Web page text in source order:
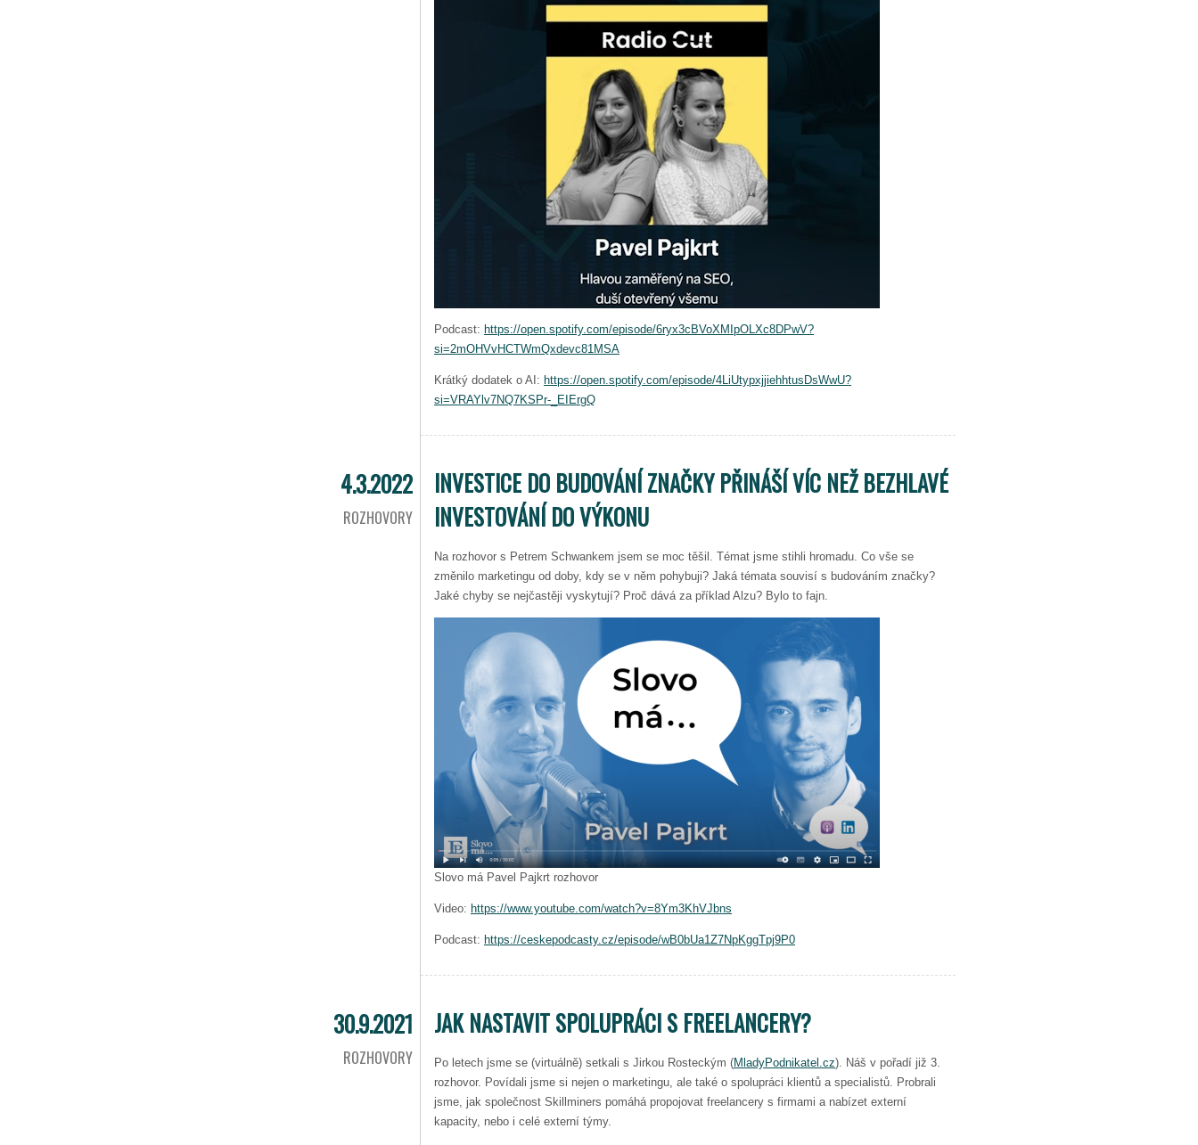
Podcast: https://open.spotify.com/episode/6ryx3cBVoXMIpOLXc8DPwV?
si=2mOHVvHCTWmQxdevc81MSA
Krátký dodatek o AI: https://open.spotify.com/episode/4LiUtypxjjiehhtusDsWwU?
si=VRAYlv7NQ7KSPr-_EIErgQ
4.3.2022
ROZHOVORY
INVESTICE DO BUDOVÁNÍ ZNAČKY PŘINÁŠÍ VÍC NEŽ BEZHLAVÉ
INVESTOVÁNÍ DO VÝKONU
Na rozhovor s Petrem Schwankem jsem se moc těšil. Témat jsme stihli hromadu. Co vše se
změnilo marketingu od doby, kdy se v něm pohybuji? Jaká témata souvisí s budováním značky?
Jaké chyby se nejčastěji vyskytují? Proč dává za příklad Alzu? Bylo to fajn.
Slovo má Pavel Pajkrt rozhovor
Video: https://www.youtube.com/watch?v=8Ym3KhVJbns
Podcast: https://ceskepodcasty.cz/episode/wB0bUa1Z7NpKggTpj9P0
30.9.2021
ROZHOVORY
JAK NASTAVIT SPOLUPRÁCI S FREELANCERY?
Po letech jsme se (virtuálně) setkali s Jirkou Rosteckým (MladyPodnikatel.cz). Náš v pořadí již 3.
rozhovor. Povídali jsme si nejen o marketingu, ale také o spolupráci klientů a specialistů. Probrali
jsme, jak společnost Skillminers pomáhá propojovat freelancery s firmami a nabízet externí
kapacity, nebo i celé externí týmy.